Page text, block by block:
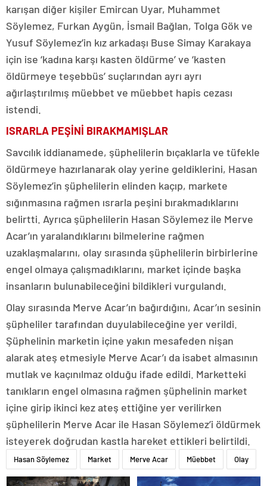
karışan diğer kişiler Emircan Uyar, Muhammet
Söylemez, Furkan Aygün, İsmail Bağlan, Tolga Gök ve
Yusuf Söylemez’in kız arkadaşı Buse Simay Karakaya
için ise ‘kadına karşı kasten öldürme’ ve ‘kasten
öldürmeye teşebbüs’ suçlarından ayrı ayrı
ağırlaştırılmış müebbet ve müebbet hapis cezası
istendi.
ISRARLA PEŞİNİ BIRAKMAMIŞLAR
Savcılık iddianamede, şüphelilerin bıçaklarla ve tüfekle
öldürmeye hazırlanarak olay yerine geldiklerini, Hasan
Söylemez’in şüphelilerin elinden kaçıp, markete
sığınmasına rağmen ısrarla peşini bırakmadıklarını
belirtti. Ayrıca şüphelilerin Hasan Söylemez ile Merve
Acar’ın yaralandıklarını bilmelerine rağmen
uzaklaşmalarını, olay sırasında şüphelilerin birbirlerine
engel olmaya çalışmadıklarını, market içinde başka
insanların bulunabileceğini bildikleri vurgulandı.
Olay sırasında Merve Acar’ın bağırdığını, Acar’ın sesinin
şüpheliler tarafından duyulabileceğine yer verildi.
Şüphelinin marketin içine yakın mesafeden nişan
alarak ateş etmesiyle Merve Acar’ı da isabet almasının
mutlak ve kaçınılmaz olduğu ifade edildi. Marketteki
tanıkların engel olmasına rağmen şüphelinin market
içine girip ikinci kez ateş ettiğine yer verilirken
şüphelilerin Merve Acar ile Hasan Söylemez’i öldürmek
isteyerek doğrudan kastla hareket ettikleri belirtildi.
Hasan Söylemez Market Merve Acar Müebbet Olay